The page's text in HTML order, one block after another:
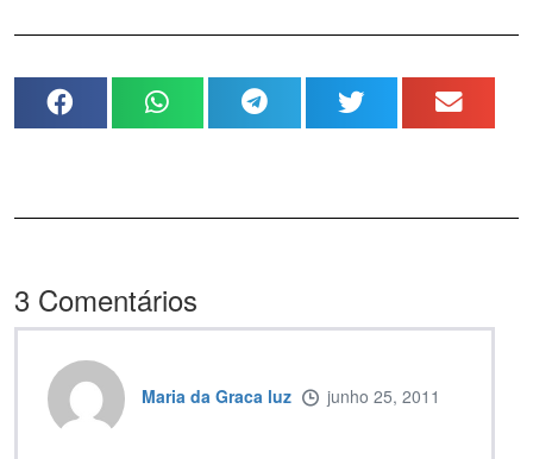
3 Comentários
Maria da Graca luz junho 25, 2011